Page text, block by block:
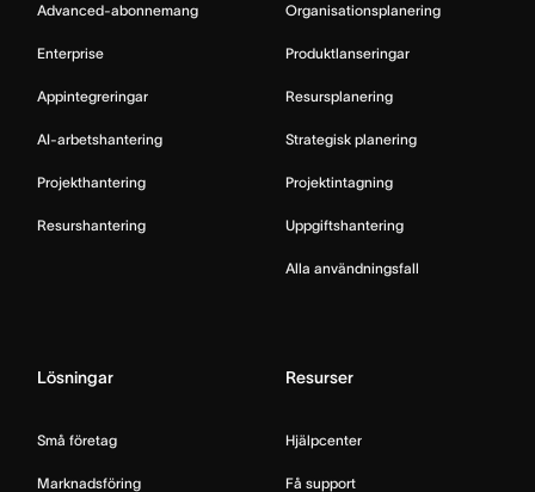
Advanced-abonnemang
Enterprise
Appintegreringar
AI-arbetshantering
Projekthantering
Resurshantering
Organisationsplanering
Produktlanseringar
Resursplanering
Strategisk planering
Projektintagning
Uppgiftshantering
Alla användningsfall
Lösningar
Små företag
Marknadsföring
Resurser
Hjälpcenter
Få support